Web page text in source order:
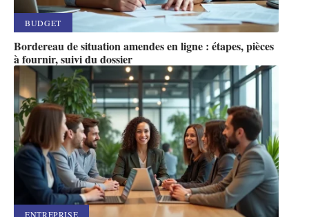
BUDGET
Bordereau de situation amendes en ligne : étapes, pièces
à fournir, suivi du dossier
ENTREPRISE